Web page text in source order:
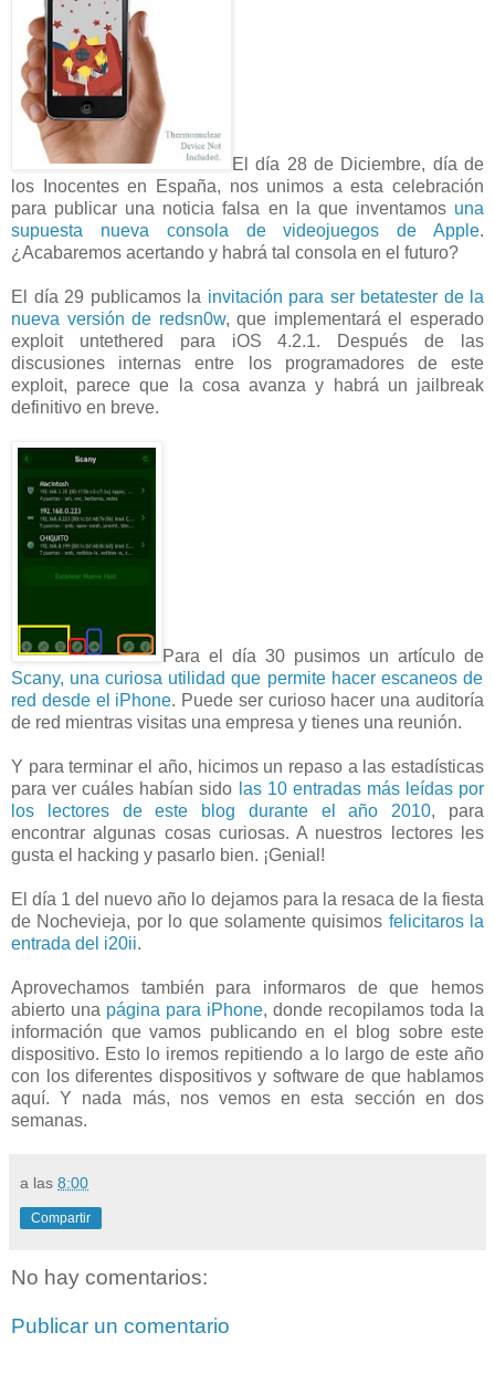
El día 28 de Diciembre, día de
los Inocentes en España, nos unimos a esta celebración
para publicar una noticia falsa en la que inventamos una
supuesta nueva consola de videojuegos de Apple.
¿Acabaremos acertando y habrá tal consola en el futuro?
El día 29 publicamos la invitación para ser betatester de la
nueva versión de redsn0w, que implementará el esperado
exploit untethered para iOS 4.2.1. Después de las
discusiones internas entre los programadores de este
exploit, parece que la cosa avanza y habrá un jailbreak
definitivo en breve.
Para el día 30 pusimos un artículo de
Scany, una curiosa utilidad que permite hacer escaneos de
red desde el iPhone. Puede ser curioso hacer una auditoría
de red mientras visitas una empresa y tienes una reunión.
Y para terminar el año, hicimos un repaso a las estadísticas
para ver cuáles habían sido las 10 entradas más leídas por
los lectores de este blog durante el año 2010, para
encontrar algunas cosas curiosas. A nuestros lectores les
gusta el hacking y pasarlo bien. ¡Genial!
El día 1 del nuevo año lo dejamos para la resaca de la fiesta
de Nochevieja, por lo que solamente quisimos felicitaros la
entrada del i20ii.
Aprovechamos también para informaros de que hemos
abierto una página para iPhone, donde recopilamos toda la
información que vamos publicando en el blog sobre este
dispositivo. Esto lo iremos repitiendo a lo largo de este año
con los diferentes dispositivos y software de que hablamos
aquí. Y nada más, nos vemos en esta sección en dos
semanas.
a las 8:00
Compartir
No hay comentarios:
Publicar un comentario